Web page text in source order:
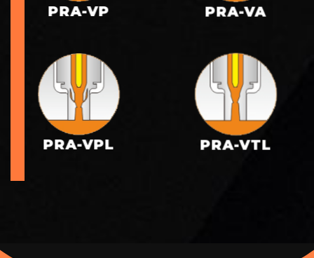
PRA-VP PRA-VA
PRA-VPL PRA-VTL